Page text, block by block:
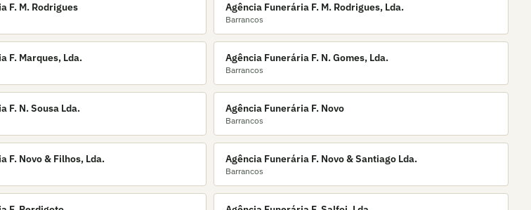
F. M. Rodrigues Agência Funerária F. M. Rodrigues, Lda.
Barrancos
F. Marques, Lda. Agência Funerária F. N. Gomes, Lda.
Barrancos
F. N. Sousa Lda. Agência Funerária F. Novo
Barrancos
F. Novo & Filhos, Lda. Agência Funerária F. Novo & Santiago Lda.
Barrancos